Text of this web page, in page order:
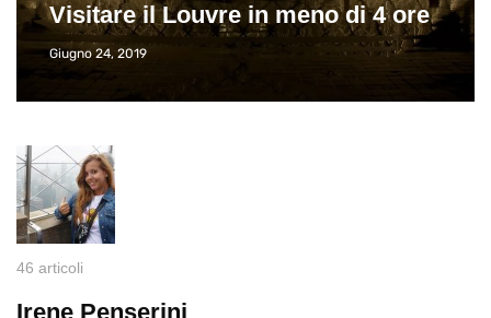
Visitare il Louvre in meno di 4 ore
Giugno 24, 2019
46 articoli
Irene Penserini